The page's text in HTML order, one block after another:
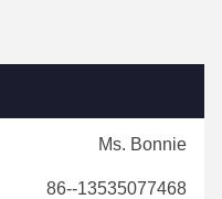
Ms. Bonnie
86--13535077468